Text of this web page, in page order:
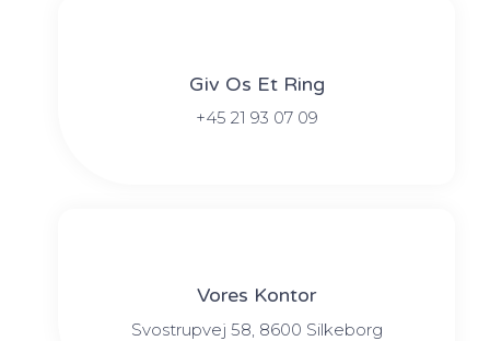
Giv Os Et Ring
+45 21 93 07 09
Vores Kontor
Svostrupvej 58, 8600 Silkeborg